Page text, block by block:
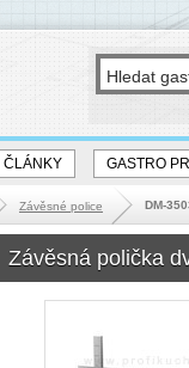
ČLÁNKY GASTRO
Závěsné police DM-
Závěsná polička